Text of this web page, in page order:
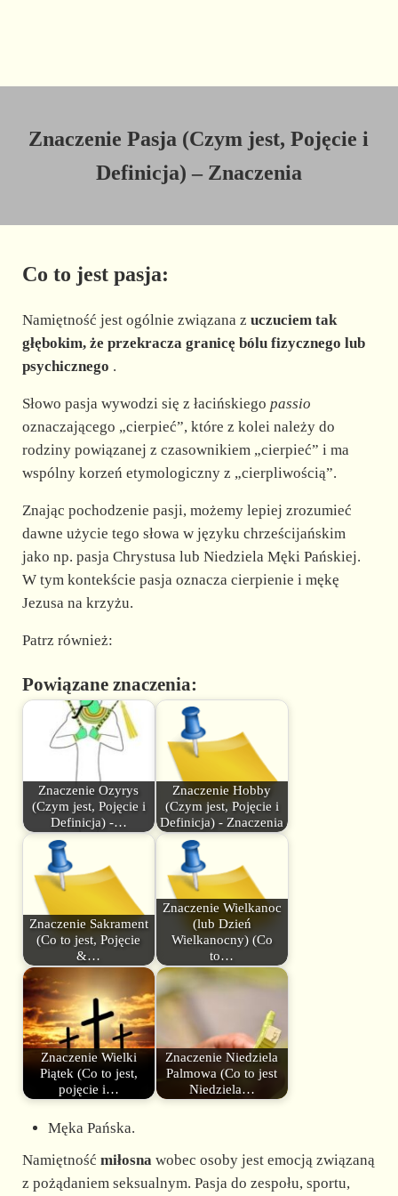
Znaczenie Pasja (Czym jest, Pojęcie i
Definicja) – Znaczenia
Co to jest pasja:
Namiętność jest ogólnie związana z uczuciem tak
głębokim, że przekracza granicę bólu fizycznego lub
psychicznego .
Słowo pasja wywodzi się z łacińskiego passio
oznaczającego „cierpieć”, które z kolei należy do
rodziny powiązanej z czasownikiem „cierpieć” i ma
wspólny korzeń etymologiczny z „cierpliwością”.
Znając pochodzenie pasji, możemy lepiej zrozumieć
dawne użycie tego słowa w języku chrześcijańskim
jako np. pasja Chrystusa lub Niedziela Męki Pańskiej.
W tym kontekście pasja oznacza cierpienie i mękę
Jezusa na krzyżu.
Patrz również:
Powiązane znaczenia:
Znaczenie Ozyrys
(Czym jest, Pojęcie i
Definicja) -…
Znaczenie Hobby
(Czym jest, Pojęcie i
Definicja) - Znaczenia
Znaczenie Sakrament
(Co to jest, Pojęcie
&…
Znaczenie Wielkanoc
(lub Dzień
Wielkanocny) (Co
to…
Znaczenie Wielki
Piątek (Co to jest,
pojęcie i…
Znaczenie Niedziela
Palmowa (Co to jest
Niedziela…
Męka Pańska.
Namiętność miłosnawobec osoby jest emocją związaną
z pożądaniem seksualnym. Pasja do zespołu, sportu,